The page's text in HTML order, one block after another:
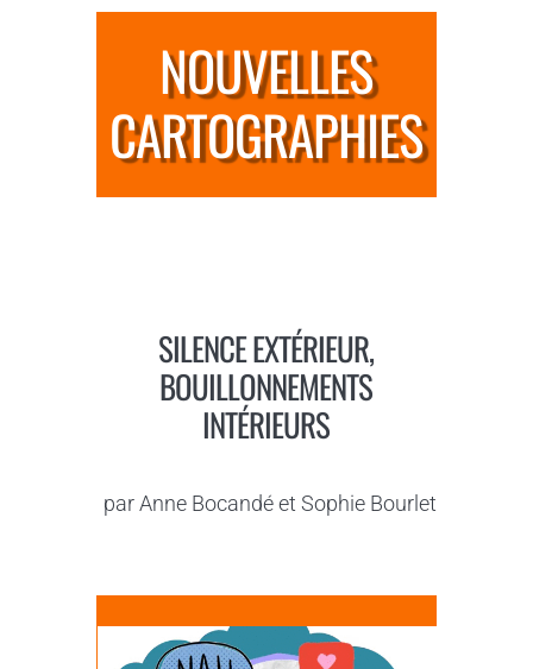
NOUVELLES
CARTOGRAPHIES
SILENCE EXTÉRIEUR,
BOUILLONNEMENTS
INTÉRIEURS
par Anne Bocandé et Sophie Bourlet